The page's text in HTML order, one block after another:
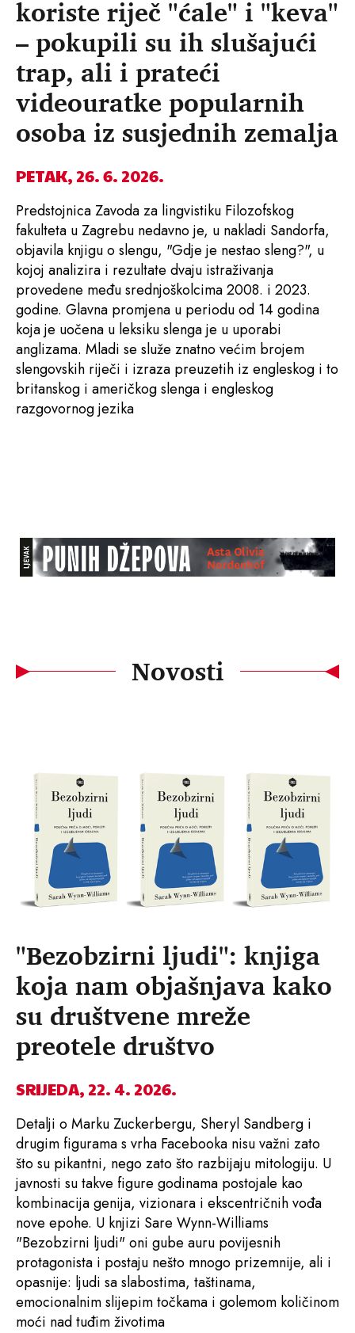
koriste riječ "ćale" i "keva"
– pokupili su ih slušajući
trap, ali i prateći
videouratke popularnih
osoba iz susjednih zemalja
PETAK, 26. 6. 2026.
Predstojnica Zavoda za lingvistiku Filozofskog
fakulteta u Zagrebu nedavno je, u nakladi Sandorfa,
objavila knjigu o slengu, "Gdje je nestao sleng?", u
kojoj analizira i rezultate dvaju istraživanja
provedene među srednjoškolcima 2008. i 2023.
godine. Glavna promjena u periodu od 14 godina
koja je uočena u leksiku slenga je u uporabi
anglizama. Mladi se služe znatno većim brojem
slengovskih riječi i izraza preuzetih iz engleskog i to
britanskog i američkog slenga i engleskog
razgovornog jezika
Novosti
"Bezobzirni ljudi": knjiga
koja nam objašnjava kako
su društvene mreže
preotele društvo
SRIJEDA, 22. 4. 2026.
Detalji o Marku Zuckerbergu, Sheryl Sandberg i
drugim figurama s vrha Facebooka nisu važni zato
što su pikantni, nego zato što razbijaju mitologiju. U
javnosti su takve figure godinama postojale kao
kombinacija genija, vizionara i ekscentričnih vođa
nove epohe. U knjizi Sare Wynn-Williams
"Bezobzirni ljudi" oni gube auru povijesnih
protagonista i postaju nešto mnogo prizemnije, ali i
opasnije: ljudi sa slabostima, taštinama,
emocionalnim slijepim točkama i golemom količinom
moći nad tuđim životima